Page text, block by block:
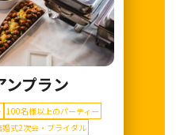
ンプラン
100名様以上のパーティー
婚式2次会・ブライダル